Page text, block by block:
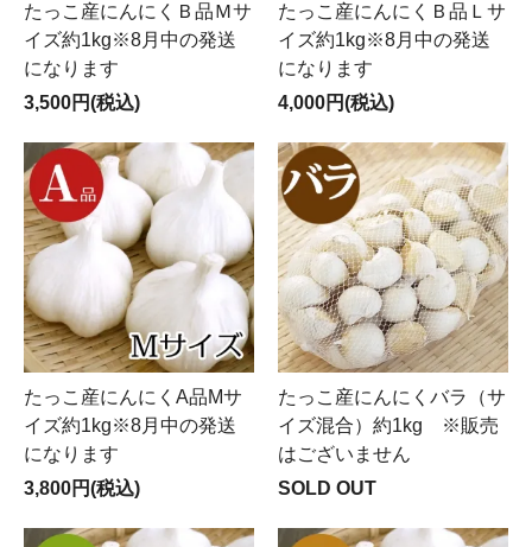
たっこ産にんにくＢ品Ｍサ
イズ約1kg※8月中の発送
になります
3,500円(税込)
たっこ産にんにくＢ品Ｌサ
イズ約1kg※8月中の発送
になります
4,000円(税込)
たっこ産にんにくA品Mサ
イズ約1kg※8月中の発送
になります
3,800円(税込)
たっこ産にんにくバラ（サ
イズ混合）約1kg ※販売
はございません
SOLD OUT